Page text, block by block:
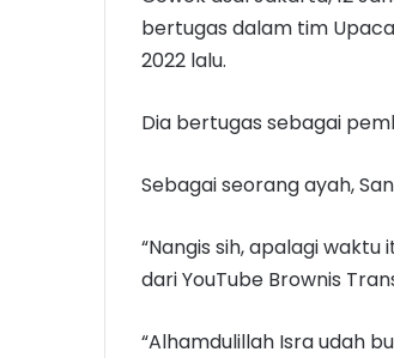
bertugas dalam tim
2022 lalu.
Dia bertugas sebagai
Sebagai seorang ayah,
“Nangis sih, apalagi
dari YouTube Brownis
“Alhamdulillah Isra udah